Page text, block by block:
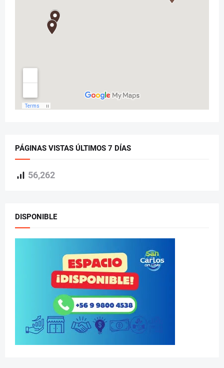
PÁGINAS VISTAS ÚLTIMOS 7 DÍAS
56,262
DISPONIBLE